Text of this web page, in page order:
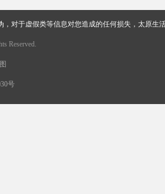
对于虚假类等信息对您造成的任何损失，太原生
Reserved.
号